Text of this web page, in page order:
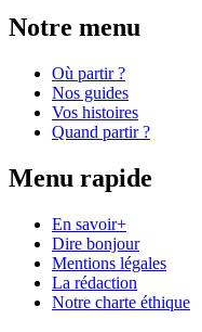
Notre menu
Où partir ?
Nos guides
Vos histoires
Quand partir ?
Menu rapide
En savoir+
Dire bonjour
Mentions légales
La rédaction
Notre charte éthique